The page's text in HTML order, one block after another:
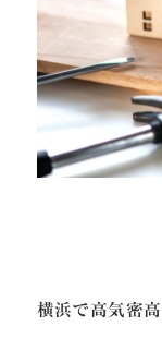
横浜で高気密